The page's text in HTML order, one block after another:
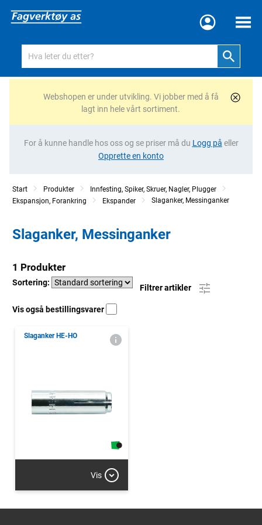
Meny
Webshopen er under utvikling. Vi jobber med å få
lagt inn hele vårt sortiment.
For å kunne handle hos oss og se priser må du Logg på eller
Opprette en konto
Start Produkter
Innfesting, Spiker, Skruer, Nagler, Plugger
Ekspansjon, Forankring
Ekspander Slaganker, Messinganker
Slaganker, Messinganker
1 Produkter
Sortering:
Filtrer artikler
Vis også bestillingsvarer
Slaganker HE-HO
Vis